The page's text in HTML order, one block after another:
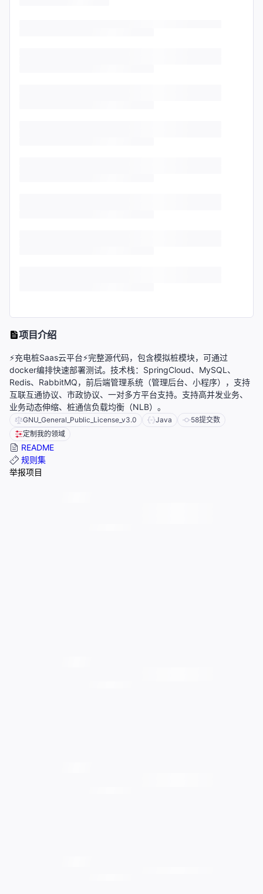
项目介绍
⚡️充电桩Saas云平台⚡️完整源代码，包含模拟桩模块，可通过
docker编排快速部署测试。技术栈：SpringCloud、MySQL、
Redis、RabbitMQ，前后端管理系统（管理后台、小程序），支持
互联互通协议、市政协议、一对多方平台支持。支持高并发业务、
业务动态伸缩、桩通信负载均衡（NLB）。
GNU_General_Public_License_v3.0 Java 58提交数
定制我的领域
README
规则集
举报项目